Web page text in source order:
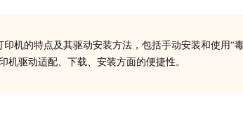
机的特点及其驱动安装方法，包括手动安装和使用“
机驱动适配、下载、安装方面的便捷性。